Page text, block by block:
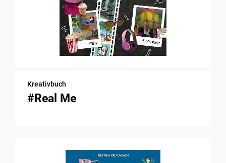
Kreativbuch
#Real Me